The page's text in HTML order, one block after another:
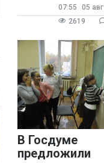
07:55
05
2619
В Госдуме
предложили